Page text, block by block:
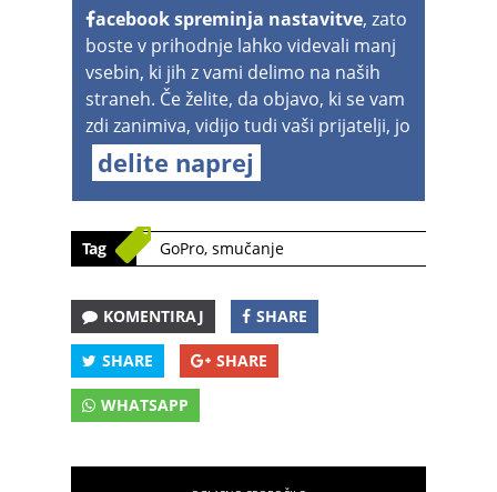
acebook spreminja nastavitve, zato
boste v prihodnje lahko videvali manj
vsebin, ki jih z vami delimo na naših
straneh. Če želite, da objavo, ki se vam
zdi zanimiva, vidijo tudi vaši prijatelji, jo
delite naprej
Tag GoPro, smučanje
KOMENTIRAJ SHARE
SHARE SHARE
WHATSAPP